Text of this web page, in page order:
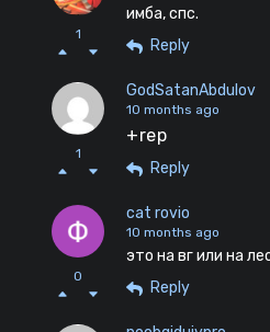
1
имба, спс.
Reply
1
GodSatanAbdulov
10 months ago
+rep
Reply
0
cat rovio
10 months ago
это на вг или на
Reply